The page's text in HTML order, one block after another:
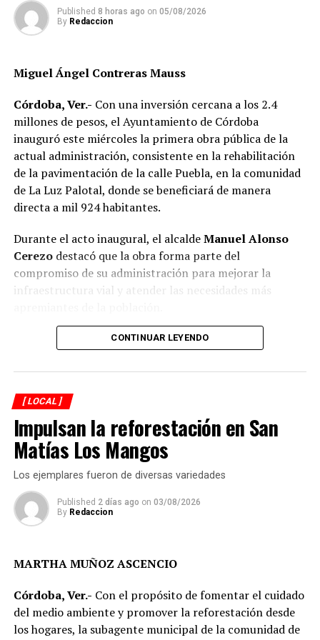
desarrollar un Proceso Electoral en calma, sin
incidentes, de respeto y en cordialidad.
RELATED TOPICS:
Exigen agua potable
ANTES
Iván Aguirre continúa solicitando el apoyo ciudadano
Published 8 horas ago on 05/08/2026
By Redaccion
Miguel Ángel Contreras Mauss
Córdoba, Ver.- Con una inversión cercana a los 2.4
millones de pesos, el Ayuntamiento de Córdoba
inauguró este miércoles la primera obra pública de la
actual administración, consistente en la rehabilitación
de la pavimentación de la calle Puebla, en la comunidad
de La Luz Palotal, donde se beneficiará de manera
directa a mil 924 habitantes.
Durante el acto inaugural, el alcaldeManuel Alonso
Cerezodestacó que la obra forma parte del
compromiso de su administración para mejorar la
infraestructura vial y atender las necesidades más
El presidente municipal señaló que los trabajos fueron
importante el plazo establecido en el contrato, cuya
fecha de terminación estaba prevista para el próximo 12
de septiembre. Reconoció que el municipio enfrenta
diversos rezagos en materia de infraestructura, aunque
aseguró que durante su administración se continuará
ejecutando obra pública en colonias y comunidades.
CONTINUAR LEYENDO
[ LOCAL ]
Impulsan la reforestación en San
Matías Los Mangos
Los ejemplares fueron de diversas variedades
Published 2 días ago on 03/08/2026
By Redaccion
MARTHA MUÑOZ ASCENCIO
Córdoba, Ver.- Con el propósito de fomentar el cuidado
del medio ambiente y promover la reforestación desde
los hogares, la subagente municipal de la comunidad de